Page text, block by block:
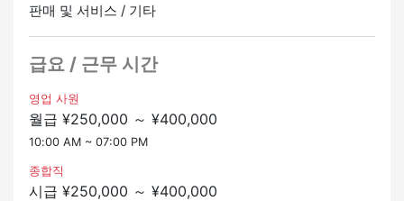
★ 본 업무의 요점 ★
“미경험자라도 환영합니다.”
일본의 임대 부동산에 대한 지식이나 경험이 없더라도 기
일을 하면서 자연스럽게 일본어 실력이 향상될 수 있는 환
경입니다 ◎
또한 영어를 시작으로 언어 능력을 살리면서 다국어를 사
판매 및 서비스 / 기타
급요 / 근무 시간
영업 사원
월급 ¥250,000 ～ ¥400,000
10:00 AM ~ 07:00 PM
종합직
시급 ¥250,000 ～ ¥400,000